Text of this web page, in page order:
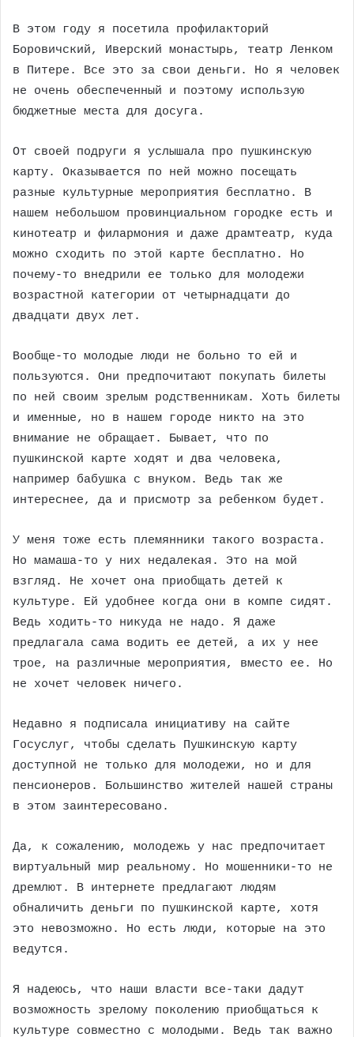
В этом году я посетила профилакторий
Боровичский, Иверский монастырь, театр Ленком
в Питере. Все это за свои деньги. Но я человек
не очень обеспеченный и поэтому использую
бюджетные места для досуга.
От своей подруги я услышала про пушкинскую
карту. Оказывается по ней можно посещать
разные культурные мероприятия бесплатно. В
нашем небольшом провинциальном городке есть и
кинотеатр и филармония и даже драмтеатр, куда
можно сходить по этой карте бесплатно. Но
почему-то внедрили ее только для молодежи
возрастной категории от четырнадцати до
двадцати двух лет.
Вообще-то молодые люди не больно то ей и
пользуются. Они предпочитают покупать билеты
по ней своим зрелым родственникам. Хоть билеты
и именные, но в нашем городе никто на это
внимание не обращает. Бывает, что по
пушкинской карте ходят и два человека,
например бабушка с внуком. Ведь так же
интереснее, да и присмотр за ребенком будет.
У меня тоже есть племянники такого возраста.
Но мамаша-то у них недалекая. Это на мой
взгляд. Не хочет она приобщать детей к
культуре. Ей удобнее когда они в компе сидят.
Ведь ходить-то никуда не надо. Я даже
предлагала сама водить ее детей, а их у нее
трое, на различные мероприятия, вместо ее. Но
не хочет человек ничего.
Недавно я подписала инициативу на сайте
Госуслуг, чтобы сделать Пушкинскую карту
доступной не только для молодежи, но и для
пенсионеров. Большинство жителей нашей страны
в этом заинтересовано.
Да, к сожалению, молодежь у нас предпочитает
виртуальный мир реальному. Но мошенники-то не
дремлют. В интернете предлагают людям
обналичить деньги по пушкинской карте, хотя
это невозможно. Но есть люди, которые на это
ведутся.
Я надеюсь, что наши власти все-таки дадут
возможность зрелому поколению приобщаться к
культуре совместно с молодыми. Ведь так важно